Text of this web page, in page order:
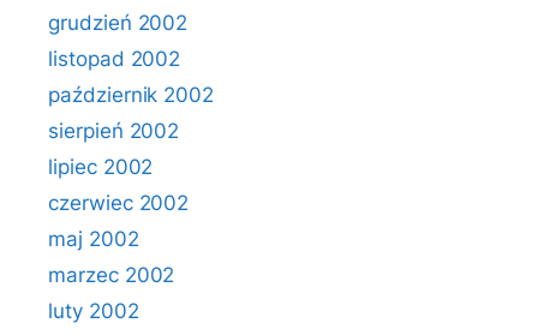
grudzień 2002
listopad 2002
październik 2002
sierpień 2002
lipiec 2002
czerwiec 2002
maj 2002
marzec 2002
luty 2002